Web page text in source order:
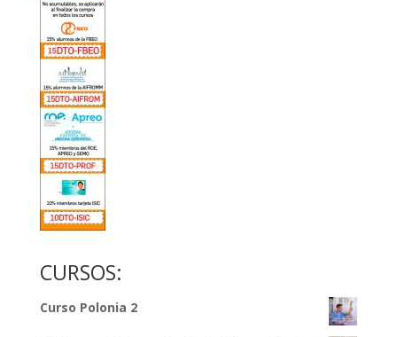
CURSOS:
Curso Polonia 2